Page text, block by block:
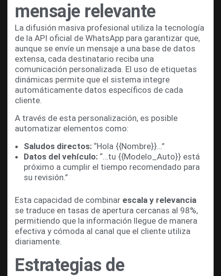
mensaje relevante
La difusión masiva profesional utiliza la tecnología
de la API oficial de WhatsApp para garantizar que,
aunque se envíe un mensaje a una base de datos
extensa, cada destinatario reciba una
comunicación personalizada. El uso de etiquetas
dinámicas permite que el sistema integre
automáticamente datos específicos de cada
cliente.
A través de esta personalización, es posible
automatizar elementos como:
Saludos directos: “Hola {{Nombre}}…”
Datos del vehículo: “…tu {{Modelo_Auto}} está
próximo a cumplir el tiempo recomendado para
su revisión.”
Esta capacidad de combinar escala y relevancia
se traduce en tasas de apertura cercanas al 98%,
permitiendo que la información llegue de manera
efectiva y cómoda al canal que el cliente utiliza
diariamente.
Estrategias de